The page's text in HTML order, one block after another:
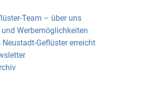
Team – über uns
Werbemöglichkeiten
Geflüster erreicht